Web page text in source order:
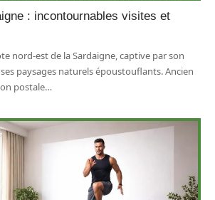
: incontournables visites et
nord-est de la Sardaigne, captive par son
paysages naturels époustouflants. Ancien
postale…